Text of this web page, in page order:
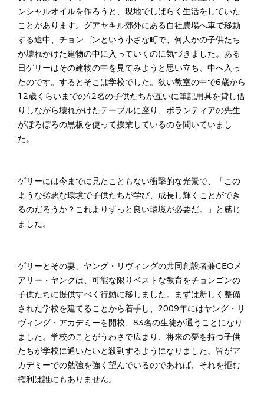
ンシャルオイルを作ろうと、現地でしばらく生活をしていた
ことがあります。グアヤキル郊外にある自社農場へ車で移動
する途中、チョンゴンという小さな町で、何人かの子供たち
が壊れかけた建物の中に入っていくのに気づきました。ある
日ゲリーはその建物の中を見てみようと思い立ち、中へ入っ
たのです。するとそこは学校でした。狭い教室の中で6歳から
12歳くらいまでの42名の子供たちが互いに筆記用具を貸し借
りしながら壊れかけたテーブルに座り、ボランティアの先生
がぼろぼろの黒板を使って授業しているのを聞いていまし
た。
ゲリーには今までに見たこともない衝撃的な光景で、「この
ような劣悪な環境で子供たちが学び、成長し輝くことができ
るのだろうか？これよりずっと良い環境が必要だ。」と感じ
ました。
ゲリーとその妻、ヤング・リヴィングの共同創設者兼CEOメ
アリー・ヤングは、可能な限りベストな教育をチョンゴンの
子供たちに提供すべく行動に移しました。まずは新しく整備
された学校を建てることから着手し、2009年にはヤング・リ
ヴィング・アカデミーを開校、83名の生徒が通うことになり
ました。学校のことがうわさで広まり、将来の夢を持つ子供
たちが学校に通いたいと殺到するようになりました。皆がア
カデミーでの勉強を強く望んでいるのであれば、それを拒む
権利は誰にもありません。